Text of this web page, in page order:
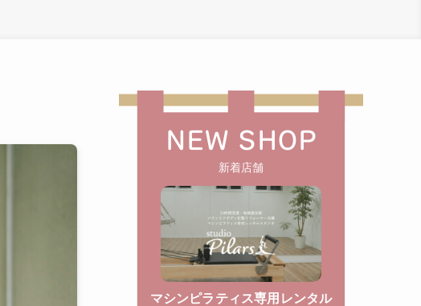
NEW SHOP
新着店舗
マシンピラティス専用レンタル